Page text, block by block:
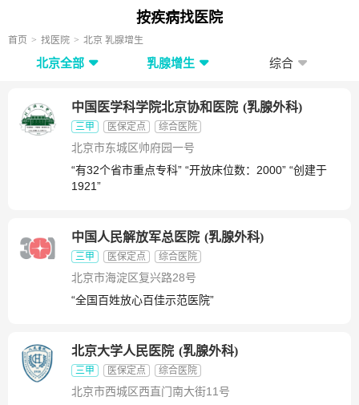
按疾病找医院
首页 找医院 北京 乳腺增生
北京全部 乳腺增生 综合
中国医学科学院北京协和医院 (乳腺外科)
三甲 医保定点 综合医院
北京市东城区帅府园一号
“有32个省市重点专科” “开放床位数：2000” “创建于
1921”
中国人民解放军总医院 (乳腺外科)
三甲 医保定点 综合医院
北京市海淀区复兴路28号
“全国百姓放心百佳示范医院”
北京大学人民医院 (乳腺外科)
三甲 医保定点 综合医院
北京市西城区西直门南大街11号